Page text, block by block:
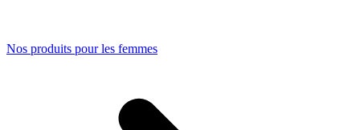
Nos produits pour les femmes